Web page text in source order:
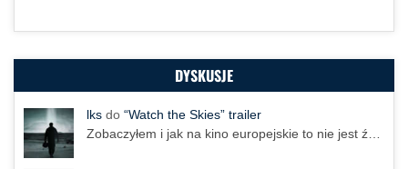
DYSKUSJE
lks do “Watch the Skies” trailer
Zobaczyłem i jak na kino europejskie to nie jest ź…